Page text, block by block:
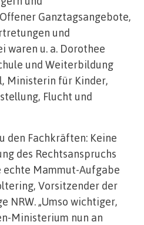
Ganztagsangebote,
und
waren u. a. Dorothee
und Weiterbildung
Ministerin für Kinder,
Flucht und
den Fachkräften: Keine
des Rechtsanspruchs
echte Mammut-Aufgabe
Vorsitzender der
NRW. „Umso wichtiger,
Ministerium nun an